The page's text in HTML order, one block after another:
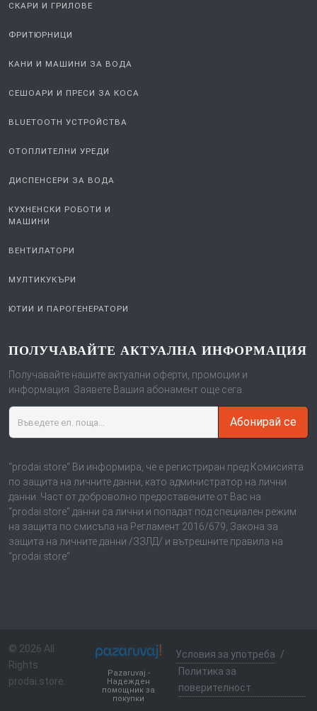
СКАРИ И ГРИЛОВЕ
ФРИТЮРНИЦИ
КАНИ И МАШИНИ ЗА ВОДА
СЕШОАРИ И ПРЕСИ ЗА КОСА
BLUETOOTH УСТРОЙСТВА
ОТОПЛИТЕЛНИ УРЕДИ
ДИСПЕНСЕРИ ЗА ВОДА
КУХНЕНСКИ РОБОТИ И
МАШИНИ
ВЕНТИЛАТОРИ
МУЛТИКУКЪРИ
ЮТИИ И ПАРОГЕНЕРАТОРИ
ПОЛУЧАВАЙТЕ АКТУАЛНА ИНФОРМАЦИЯ
Получавайте нашите актуални оферти, промоции и
информация. Заявете Вашия абонамент още сега.
Абонирай се
“prodai.store“ Ви информира, че е регистриран пред Комисията
по защита на личните данни, като администратор на лични
данни. Част от доброволно предоставените от Вас на
“prodai.store“ данни са лични и попадат под специален режим
на защита по смисъла на Регламент 2016/679, Закона за
защита на личните данни /ЗЗЛД/ и вътрешните правила на
“prodai.store“
© 2026 All
Rights
prodai.store.
Pazaruvaj -
Надежден
помощник за
покупки
Условия за употреба /
Политика за
поверителност